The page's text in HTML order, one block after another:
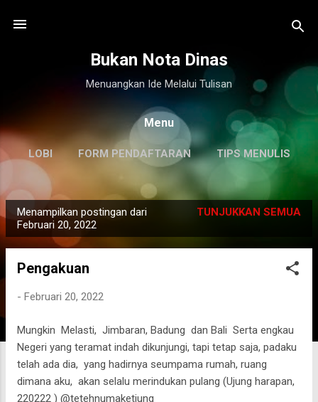
Bukan Nota Dinas
Menuangkan Ide Melalui Tulisan
Menu
LOBI FORM PENDAFTARAN TIPS MENULIS
KILAS BALIK
P
o
Menampilkan postingan dari
Februari 20, 2022
TUNJUKKAN SEMUA
Pengakuan
- Februari 20, 2022
Mungkin Melasti, Jimbaran, Badung dan Bali Serta engkau
Negeri yang teramat indah dikunjungi, tapi tetap saja, padaku
telah ada dia, yang hadirnya seumpama rumah, ruang
dimana aku, akan selalu merindukan pulang (Ujung harapan,
220222 ) @tetehnumaketiung